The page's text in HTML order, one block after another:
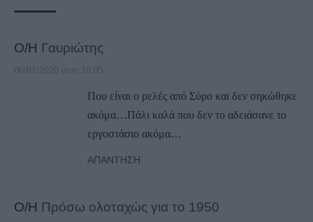
Ο/Η Γαυριώτης
06/01/2020 στις 16:05
Που είναι ο ρελές από Σύρο και δεν σηκώθηκε
ακόμα…Πάλι καλά που δεν το αδειάσανε το
εργοστάσιο ακόμα…
ΑΠΆΝΤΗΣΗ
Ο/Η Πρόσω ολοταχώς για το 1950